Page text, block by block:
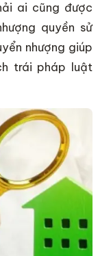
ai cũng được
quyền sử
nhượng giúp
trái pháp luật